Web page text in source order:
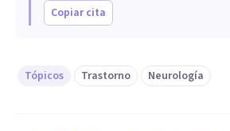
Copiar cita
Tópicos Trastorno Neurología